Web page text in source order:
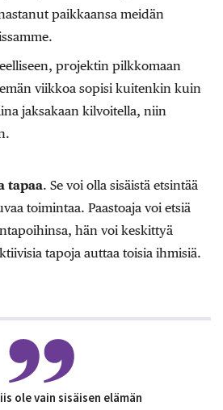
paikkaansa meidän
projektin pilkkomaan
viikkoa sopisi kuitenkin kuin
jaksakaan kilvoitella, niin
tapaa. Se voi olla sisäistä etsintää
toimintaa. Paastoaja voi etsiä
hän voi keskittyä
tapoja auttaa toisia ihmisiä.
ole vain sisäisen elämän